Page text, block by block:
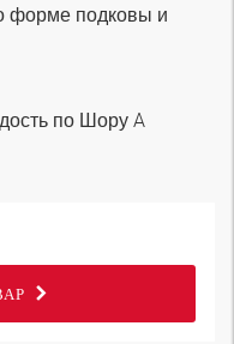
форме подковы и
по Шору A